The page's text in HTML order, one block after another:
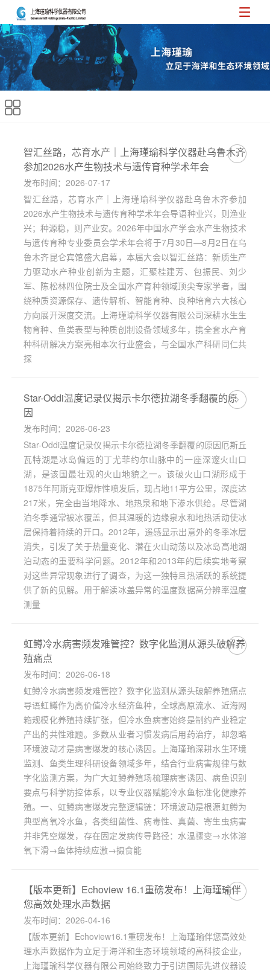
智汇丝路，芯育水产｜上海瑾瑜科学仪器赴乌鲁木齐
参加2026水产生物技术与遗传育种学术年会
发布时间：2026-07-17
智汇丝路，芯育水产｜上海瑾瑜科学仪器赴乌鲁木齐参加
2026水产生物技术与遗传育种学术年会导语种业兴，则渔业
兴；种源稳，则产业安。2026年中国水产学会水产生物技术
与遗传育种专业委员会学术年会将于7月30日—8月2日在乌
鲁木齐昆仑宾馆盛大启幕，本届大会以智汇丝路：新质生产
力驱动水产种业创新为主题，汇聚桂建芳、包振民、刘少
军、陈松林四位院士及全国水产育种领域顶尖专家学者，围
绕种质资源保存、遗传解析、智能育种、良种培育六大核心
方向展开深度交流。上海瑾瑜科学仪器有限公司深耕水生生
物育种、鱼类表型与种质创制设备领域多年，携全套水产育
种科研解决方案亮相本次行业盛会，与全国水产科研同仁共
探
Star-Oddi温度记录仪揭示卡尔德拉湖冬季翻覆的原
因
发布时间：2026-06-23
Star-Oddi温度记录仪揭示卡尔德拉湖冬季翻覆的原因厄斯丘
瓦特湖是冰岛偏远的丁尤菲约尔山脉中的一座深邃火山口
湖，是该国最壮观的火山地貌之一。该破火山口湖形成于
1875年阿斯克亚爆炸性喷发后，现占地11平方公里，深度达
217米，完全由当地降水、地热泉和地下渗水供给。尽管湖
泊冬季通常被冰覆盖，但其温暖的边缘泉水和地热活动使冰
层保持着持续的开口。2012年，遥感显示出意外的冬季冰层
消失，引发了关于热量变化、潜在火山动荡以及冰岛高地湖
泊动态的重要科学问题。2012年和2013年的后续实地考察
对这些异常现象进行了调查，为这一独特且热活跃的系统提
供了新的见解。用于解读冰盖异常的温度数据高分辨率温度
测量
虹鳟冷水病害频发难管控？数字化监测从源头破解养
殖痛点
发布时间：2026-06-18
虹鳟冷水病害频发难管控？数字化监测从源头破解养殖痛点
导语虹鳟作为高价值冷水经济鱼种，全球高原流水、近海网
箱规模化养殖持续扩张，但冷水鱼病害始终是制约产业稳定
产出的共性难题。多数从业者习惯发病后用药治疗，却忽略
环境波动才是病害爆发的核心诱因。上海瑾瑜深耕水生环境
监测、鱼类生理科研设备领域多年，结合行业病害规律与数
字化监测方案，为广大虹鳟养殖场梳理病害诱因、病鱼识别
要点与科学防控体系，以专业仪器赋能冷水鱼标准化健康养
殖。一、虹鳟病害爆发完整逻辑链：环境波动是根源虹鳟为
典型高氧冷水鱼，各类细菌性、病毒性、真菌、寄生虫病害
并非凭空爆发，存在固定发病传导路径：水温骤变→水体溶
氧下滑→鱼体持续应激→摄食能
【版本更新】Echoview 16.1重磅发布！上海瑾瑜伴
您高效处理水声数据
发布时间：2026-04-16
【版本更新】Echoview16.1重磅发布！上海瑾瑜伴您高效处
理水声数据作为立足于海洋和生态环境领域的高科技企业，
上海瑾瑜科学仪器有限公司始终致力于引进国际先进仪器设